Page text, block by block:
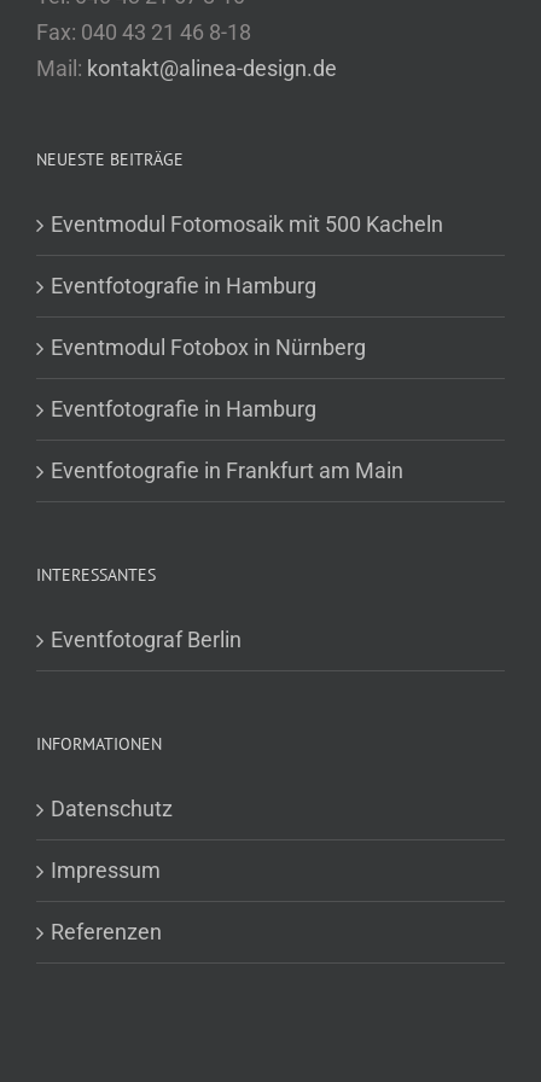
Fax: 040 43 21 46 8-18
Mail: kontakt@alinea-design.de
NEUESTE BEITRÄGE
Eventmodul Fotomosaik mit 500 Kacheln
Eventfotografie in Hamburg
Eventmodul Fotobox in Nürnberg
Eventfotografie in Hamburg
Eventfotografie in Frankfurt am Main
INTERESSANTES
Eventfotograf Berlin
INFORMATIONEN
Datenschutz
Impressum
Referenzen